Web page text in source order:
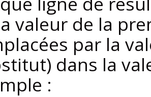
valeur de la
par la
dans la
: